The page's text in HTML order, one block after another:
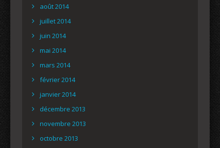
août 2014
juillet 2014
juin 2014
mai 2014
mars 2014
février 2014
janvier 2014
décembre 2013
novembre 2013
octobre 2013